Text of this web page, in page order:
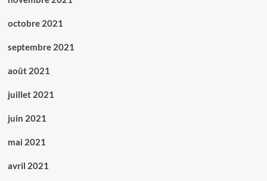
octobre 2021
septembre 2021
août 2021
juillet 2021
juin 2021
mai 2021
avril 2021